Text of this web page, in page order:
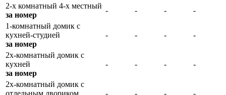
2-х комнатный 4-х местный
за номер
- - -
-
1-комнатный домик с
кухней-студией
за номер
- - - -
2х-комнатный домик с
кухней
за номер
- - - -
2х-комнатный домик с
отдельным двориком
- - - -